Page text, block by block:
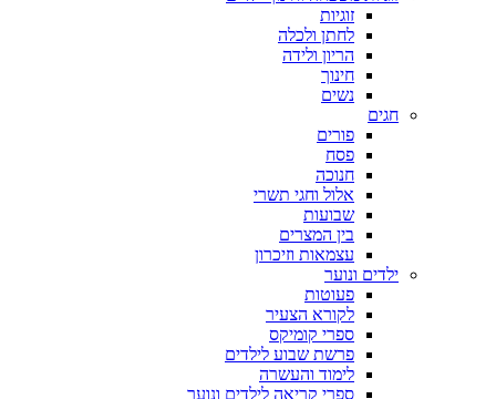
זוגיות
לחתן ולכלה
הריון ולידה
חינוך
נשים
חגים
פורים
פסח
חנוכה
אלול וחגי תשרי
שבועות
בין המצרים
עצמאות וזיכרון
ילדים ונוער
פעוטות
לקורא הצעיר
ספרי קומיקס
פרשת שבוע לילדים
לימוד והעשרה
ספרי קריאה לילדים ונוער